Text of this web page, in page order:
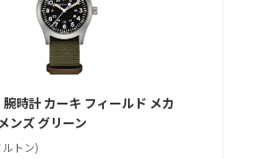
時計 カーキ フィールド メカ
ンズ グリーン
ルトン)